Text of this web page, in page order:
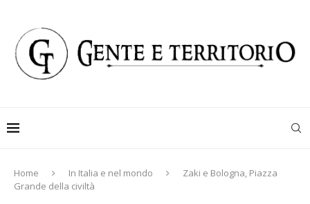
Home In Italia e nel mondo
Zaki e Bologna, Piazza
Grande della civiltà